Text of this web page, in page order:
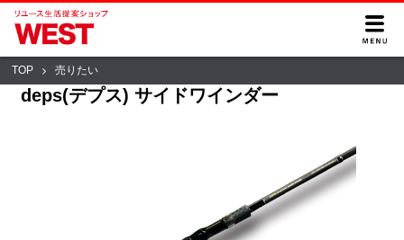
TOP 売りたい
deps(デプス) サイドワインダー